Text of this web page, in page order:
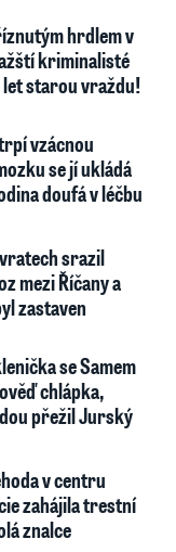
hrdlem v
kriminalisté
let starou vraždu!
vzácnou
se jí ukládá
doufá v léčbu
srazil
mezi Říčany a
zastaven
se Samem
chlápka,
přežil Jurský
v centru
zahájila trestní
znalce